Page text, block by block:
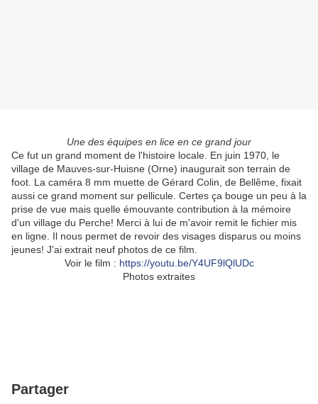
Une des équipes en lice en ce grand jour
Ce fut un grand moment de l'histoire locale. En juin 1970, le
village de Mauves-sur-Huisne (Orne) inaugurait son terrain de
foot. La caméra 8 mm muette de Gérard Colin, de Bellême, fixait
aussi ce grand moment sur pellicule. Certes ça bouge un peu à la
prise de vue mais quelle émouvante contribution à la mémoire
d'un village du Perche! Merci à lui de m'avoir remit le fichier mis
en ligne. Il nous permet de revoir des visages disparus ou moins
jeunes! J'ai extrait neuf photos de ce film.
Voir le film : https://youtu.be/Y4UF9lQlUDc
Photos extraites
Partager